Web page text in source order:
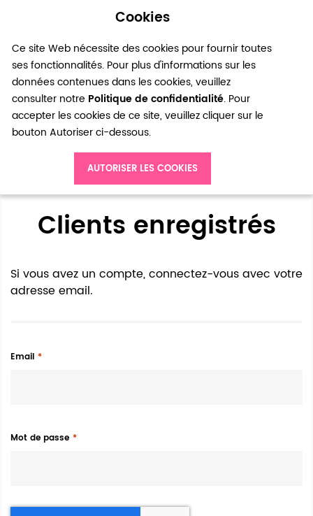
Cookies
Ce site Web nécessite des cookies pour fournir toutes
ses fonctionnalités. Pour plus d'informations sur les
données contenues dans les cookies, veuillez
consulter notre Politique de confidentialité. Pour
accepter les cookies de ce site, veuillez cliquer sur le
bouton Autoriser ci-dessous.
AUTORISER LES COOKIES
0
Accès client
Clients enregistrés
Si vous avez un compte, connectez-vous avec votre
adresse email.
Email
Mot de passe